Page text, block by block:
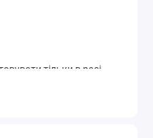
тільки в разі